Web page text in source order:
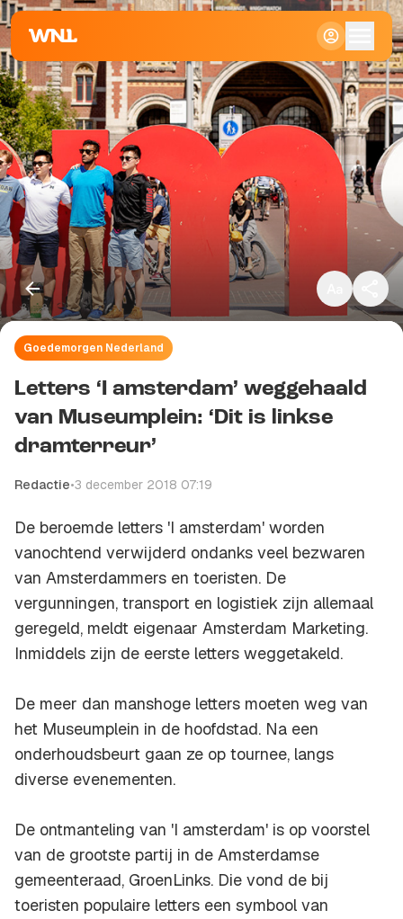
Klein
Standaard
Groot
Goedemorgen Nederland
Letters ‘I amsterdam’ weggehaald
van Museumplein: ‘Dit is linkse
dramterreur’
Redactie•3 december 2018 07:19
De beroemde letters 'I amsterdam' worden
vanochtend verwijderd ondanks veel bezwaren
van Amsterdammers en toeristen. De
vergunningen, transport en logistiek zijn allemaal
geregeld, meldt eigenaar Amsterdam Marketing.
Inmiddels zijn de eerste letters weggetakeld.
De meer dan manshoge letters moeten weg van
het Museumplein in de hoofdstad. Na een
onderhoudsbeurt gaan ze op tournee, langs
diverse evenementen.
De ontmanteling van 'I amsterdam' is op voorstel
van de grootste partij in de Amsterdamse
gemeenteraad, GroenLinks. Die vond de bij
toeristen populaire letters een symbool van